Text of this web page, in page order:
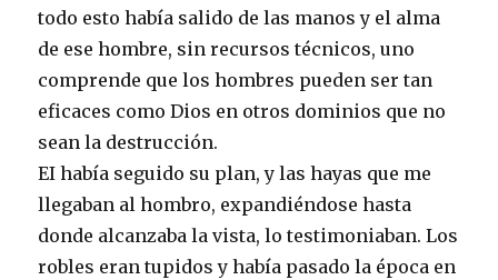
todo esto había salido de las manos y el alma
de ese hombre, sin recursos técnicos, uno
comprende que los hombres pueden ser tan
eficaces como Dios en otros dominios que no
sean la destrucción.
EI había seguido su plan, y las hayas que me
llegaban al hombro, expandiéndose hasta
donde alcanzaba la vista, lo testimoniaban. Los
robles eran tupidos y había pasado la época en